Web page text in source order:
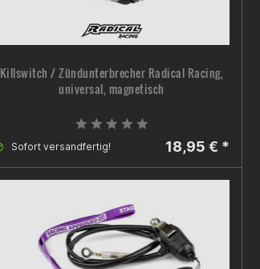
Killswitch / Zündunterbrecher Radical Racing,
universal, magnetisch
Sofort versandfertig! 18,95 € *